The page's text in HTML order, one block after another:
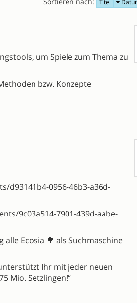
Titel
um Spiele zum Thema zu
bzw. Konzepte
d93141b4-0956-46b3-a36d-
9c03a514-7901-439d-aabe-
Ecosia 🌳 als Suchmaschine
Ihr mit jeder neuen
Mio. Setzlingen!“